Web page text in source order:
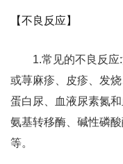
【不良反应】
1.常见的不良反
或荨麻疹、皮疹、发
蛋白尿、血液尿素氮
氨基转移酶、碱性磷
等。